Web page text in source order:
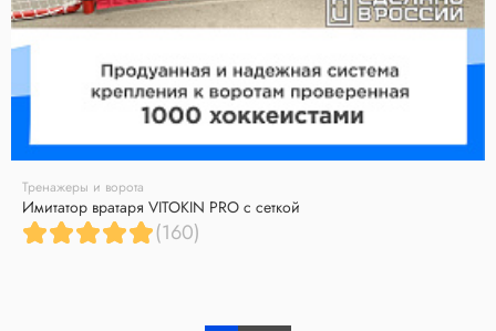
Тренажеры и ворота
Имитатор вратаря VITOKIN PRO с сеткой
(160)